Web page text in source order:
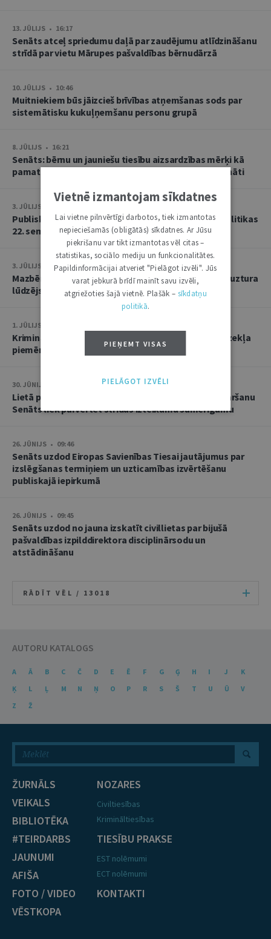
13. JŪLIJS • 16:17
Senāts atceļ spriedumu daļā par zaudējumu atlīdzināšanu
strīdā par vietu Mārupes pašvaldības bērnudārzā
10. JŪLIJS • 10:46
Muitniekiem būs jāizcieš brīvības atņemšanas sods par
sistemātisku kukuļņemšanu personu grupā
8. JŪLIJS • 16:21
Senāts: bērnu un jauniešu tiesību aizsardzības mērķi kā
pamatu atbrīvojumam no PVN nevar tulkot paplašināti
3. JŪLIJS • 18:23
Publisko tiesību institūta konstitucionālās tiesībpolitikas
22. seminārs
3. JŪLIJS • 14:45
Mazbērniem nav pienākuma uzturēt vecvecākus, ja uztura
lūdzējs nav par viņiem rūpējies
1. JŪLIJS • 17:38
Kriminālsoda un medicīniska rakstura piespiedu līdzekļa
piemērošana savstarpēji viens otru neizslēdz
30. JŪNIJS • 14:58
Lietā par namu pārvaldnieces goda un cieņas aizskaršanu
Senāts liek pārvērtēt strīdus izteikumu samērīgumu
26. JŪNIJS • 09:46
Senāts uzdod Eiropas Savienības Tiesai jautājumus par
izslēgšanas termiņiem un uzticamības izvērtēšanu
publiskajā iepirkumā
26. JŪNIJS • 09:45
Senāts uzdod no jauna izskatīt civillietas par bijušā
pašvaldības izpilddirektora disciplinārsodu un
atstādināšanu
RĀDĪT VĒL / 13018
AUTORU KATALOGS
A Ā B C Č D E Ē F G Ģ H I J
K
Ķ
L Ļ M N Ņ O P R S Š T U Ū
V
Z
Ž
ŽURNĀLS
VEIKALS
BIBLIOTĒKA
#TEIRDARBS
JAUNUMI
AFIŠA
FOTO / VIDEO
VĒSTKOPA
NOZARES
Civiltiesības
Krimināltiesības
TIESĪBU PRAKSE
EST nolēmumi
ECT nolēmumi
KONTAKTI
Vietnē izmantojam sīkdatnes
Lai vietne pilnvērtīgi darbotos, tiek izmantotas
nepieciešamās (obligātās) sīkdatnes. Ar Jūsu
piekrišanu var tikt izmantotas vēl citas –
statistikas, sociālo mediju un funkcionalitātes.
Papildinformācijai atveriet "Pielāgot izvēli". Jūs
varat jebkurā brīdī mainīt savu izvēli,
atgriežoties šajā vietnē. Plašāk – sīkdatņu
politikā.
PIEŅEMT VISAS
PIELĀGOT IZVĒLI